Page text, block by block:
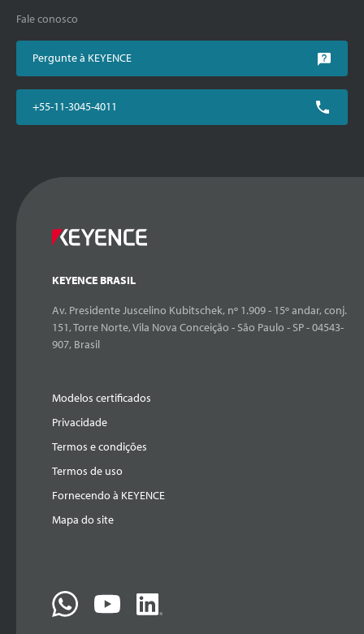
Fale conosco
Pergunte à KEYENCE
+55-11-3045-4011
KEYENCE BRASIL
Av. Presidente Juscelino Kubitschek, nº 1.909 - 15º andar, conj.
151, Torre Norte, Vila Nova Conceição - São Paulo - SP - 04543-
907, Brasil
Modelos certificados
Privacidade
Termos e condições
Termos de uso
Fornecendo à KEYENCE
Mapa do site